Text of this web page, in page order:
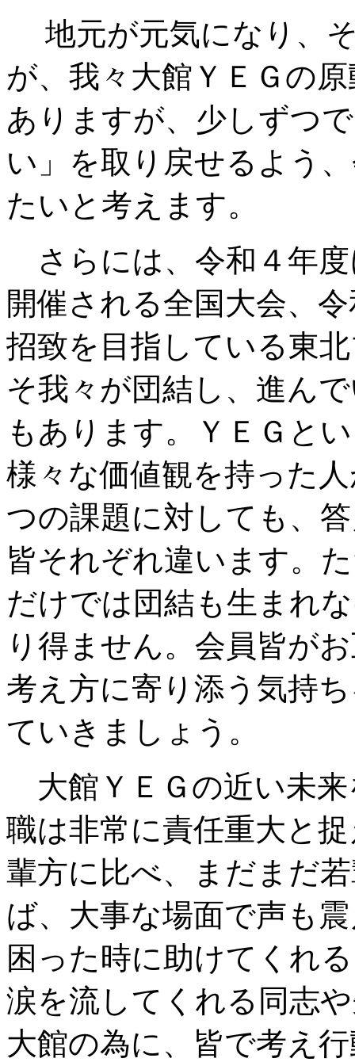
地元が元気になり、
が、我々大館ＹＥＧの
ありますが、少しずつ
い」を取り戻せるよう
たいと考えます。
さらには、令和４年
開催される全国大会、
招致を目指している東
そ我々が団結し、進ん
もあります。ＹＥＧと
様々な価値観を持った
つの課題に対しても、
皆それぞれ違います。
だけでは団結も生まれ
り得ません。会員皆が
考え方に寄り添う気持
ていきましょう。
大館ＹＥＧの近い未来
職は非常に責任重大と
輩方に比べ、まだまだ
ば、大事な場面で声も
困った時に助けてくれ
涙を流してくれる同志
大館の為に、皆で考え